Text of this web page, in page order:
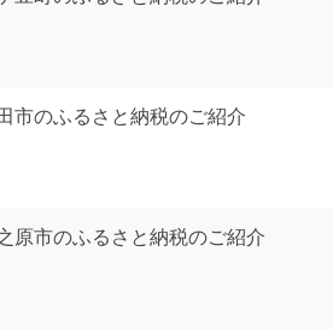
市のふるさと納税のご紹介
原市のふるさと納税のご紹介